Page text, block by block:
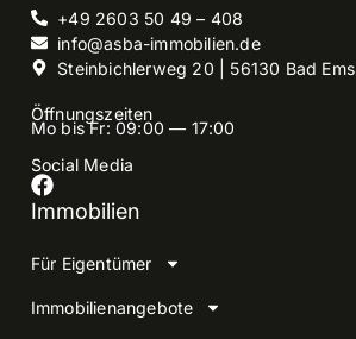
+49 2603 50 49 – 408
info@asba-immobilien.de
Steinbichlerweg 20 | 56130 Bad Ems
Öffnungszeiten
Mo bis Fr: 09:00 — 17:00
Social Media
Immobilien
Für Eigentümer
Immobilienangebote